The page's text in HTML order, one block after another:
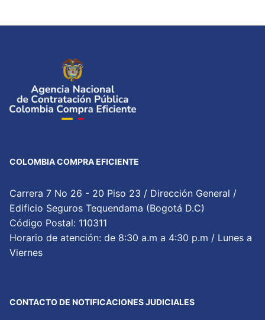
COLOMBIA COMPRA EFICIENTE
Carrera 7 No 26 - 20 Piso 23 / Dirección General /
Edificio Seguros Tequendama (Bogotá D.C)
Código Postal: 110311
Horario de atención: de 8:30 a.m a 4:30 p.m / Lunes a
Viernes
CONTACTO DE NOTIFICACIONES JUDICIALES